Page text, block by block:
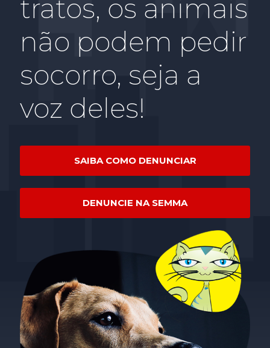
tratos, os animais
não podem pedir
socorro, seja a
voz deles!
SAIBA COMO DENUNCIAR
DENUNCIE NA SEMMA